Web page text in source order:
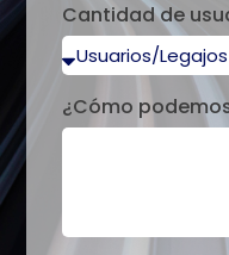
Cantidad de
¿Cómo